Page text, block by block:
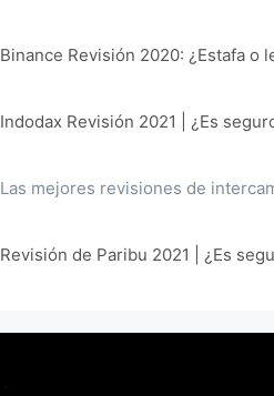
Binance Revisión 2020: ¿Estafa o
Indodax Revisión 2021 | ¿Es
Las mejores revisiones de
Revisión de Paribu 2021 | ¿Es